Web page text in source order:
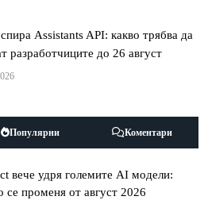
Assistants API: какво трябва да
разработчиците до 26 август
Популярни Коментари
вече удря големите AI модели:
се променя от август 2026